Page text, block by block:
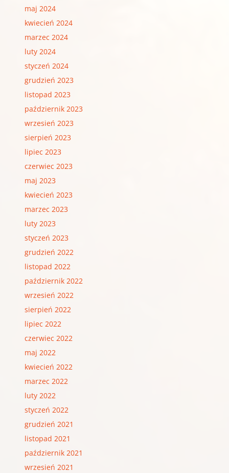
maj 2024
kwiecień 2024
marzec 2024
luty 2024
styczeń 2024
grudzień 2023
listopad 2023
październik 2023
wrzesień 2023
sierpień 2023
lipiec 2023
czerwiec 2023
maj 2023
kwiecień 2023
marzec 2023
luty 2023
styczeń 2023
grudzień 2022
listopad 2022
październik 2022
wrzesień 2022
sierpień 2022
lipiec 2022
czerwiec 2022
maj 2022
kwiecień 2022
marzec 2022
luty 2022
styczeń 2022
grudzień 2021
listopad 2021
październik 2021
wrzesień 2021